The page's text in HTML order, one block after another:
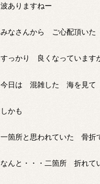
波ありますねー
みなさんから ご心配頂い
すっかり 良くなっていま
今日は 混雑した 海を見て
しかも
一箇所と思われていた 骨折
なんと・・・二箇所 折れて